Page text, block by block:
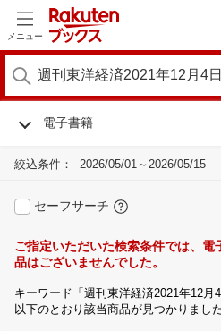
メニュー
電子書籍
絞込条件： 2026/05/01～2026/05/15
セーフサーチ
ご指定いただいた検索条件では、
品はございませんでした。
キーワード「週刊東洋経済2021年12
以下のとおり該当商品が見つかりました